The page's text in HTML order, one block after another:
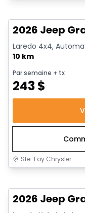
2026 Jeep
Laredo 4x4,
10 km
Par semaine + tx
243$
Ste-Foy Chrysler
2026 Jeep